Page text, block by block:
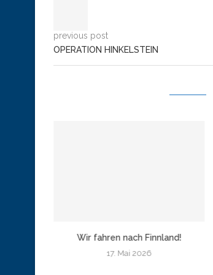
previous post
OPERATION HINKELSTEIN
Wir fahren nach Finnland!
17. Mai 2026